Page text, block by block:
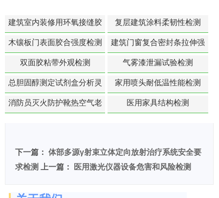
建筑室内装修用环氧接缝胶
苯含量检测
复层建筑涂料柔韧性检测
木镶板门表面胶合强度检测
建筑门窗复合密封条拉伸强
度-硬质塑料材料检测
双面胶粘带外观检测 气雾漆泄漏试验检测
总胆固醇测定试剂盒分析灵
敏度检测
家用喷头耐低温性能检测
消防员灭火防护靴热空气老
医用家具结构检测
下一篇： 体部多源γ射束立体定向放射治疗系统安全要
求检测
上一篇： 医用激光仪器设备危害和风险检测